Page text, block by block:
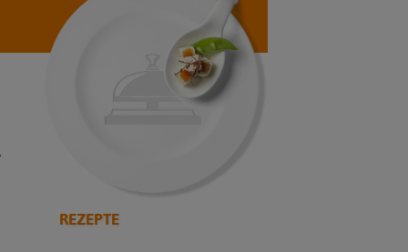
REZEPTE